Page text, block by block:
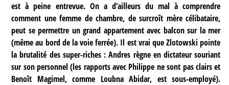
est à peine entrevue. On a d’ailleurs du mal à comprendre
comment une femme de chambre, de surcroît mère célibataire,
peut se permettre un grand appartement avec balcon sur la mer
(même au bord de la voie ferrée). Il est vrai que Zlotowski pointe
la brutalité des super-riches : Andres règne en dictateur souriant
sur son personnel (les rapports avec Philippe ne sont pas clairs et
Benoît Magimel, comme Loubna Abidar, est sous-employé).